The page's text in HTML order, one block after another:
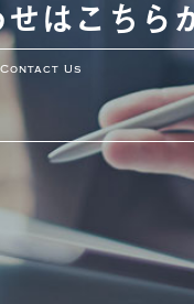
はこちら
Contact Us